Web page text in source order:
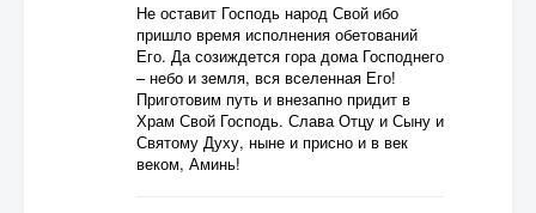
Не оставит Господь народ Свой ибо
пришло время исполнения обетований
Его. Да созиждется гора дома Господнего
– небо и земля, вся вселенная Его!
Приготовим путь и внезапно придит в
Храм Свой Господь. Слава Отцу и Сыну и
Святому Духу, ныне и присно и в век
веком, Аминь!